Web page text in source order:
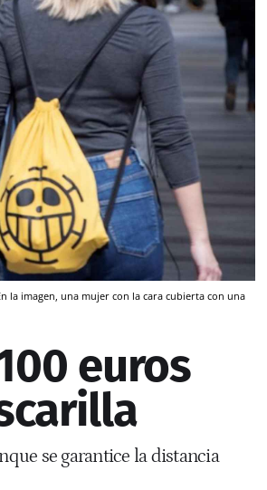
la imagen, una mujer con la cara cubierta con una
euros
se garantice la distancia